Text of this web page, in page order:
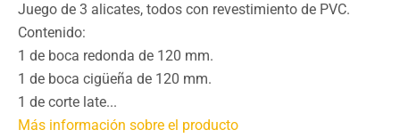
Juego de 3 alicates, todos con revestimiento de PVC.
Contenido:
1 de boca redonda de 120 mm.
1 de boca cigüeña de 120 mm.
1 de corte late...
Más información sobre el producto